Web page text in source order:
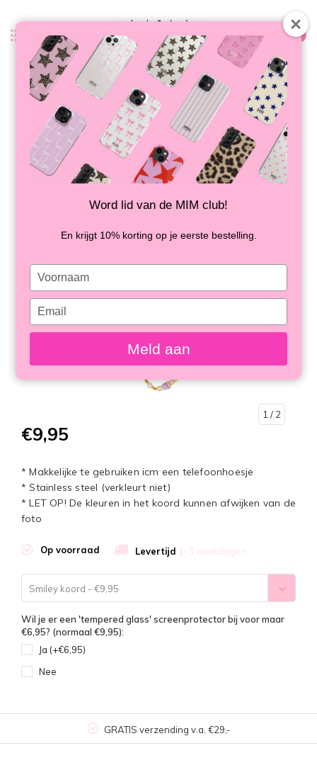
0
Terug
PHONE CORD LOVE
OP VOORRAAD
1 / 2
€9,95
* Makkelijke te gebruiken icm een telefoonhoesje
* Stainless steel (verkleurt niet)
* LET OP! De kleuren in het koord kunnen afwijken van de
foto
Op voorraad Levertijd 1-3 werkdagen
Smiley koord - €9,95
Wil je er een 'tempered glass' screenprotector bij voor maar
€6,95? (normaal €9,95):
Ja (+€6,95)
Nee
GRATIS verzending v.a. €29,-
Word lid van de MIM club!
En krijgt 10% korting op je eerste bestelling.
Type
your
name
Type
your
email
Meld aan